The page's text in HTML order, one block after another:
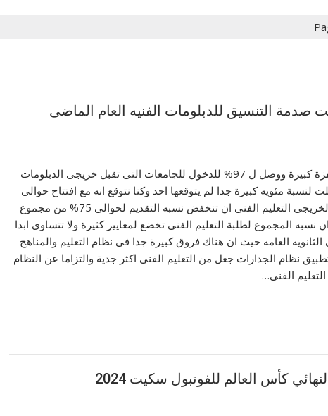
التنسيق للدبلومات الفنيه العام الماضى
حيث حدثت قفزة كبيرة ووصل ل 97% للدخول للجامعات التى تقبل خريجى الدبلومات
لنسبة مئويه كبيرة جدا لم يتوقعها احد وكنا نتوقع انه مع افتتاح حوالى
11 كليه جديدة لخريجى التعليم الفنى ان تنخفض نسبه التقديم لحوالى 75% من مجموع
نسبه المجموع لطلبة التعليم الفنى تخضع لمعايير كثيرة ولا تتساوى ابدا
العامه حيث ان هناك فروق كبيرة جدا فى نظام التعليم والمناهج
نظام الجدارات جعل من التعليم الفنى اكثر جدية والتزاما عن النظام
الفنى…
كأس العالم للفوتبول سكيت 2024